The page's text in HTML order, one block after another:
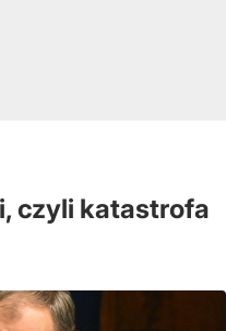
czyli katastrofa